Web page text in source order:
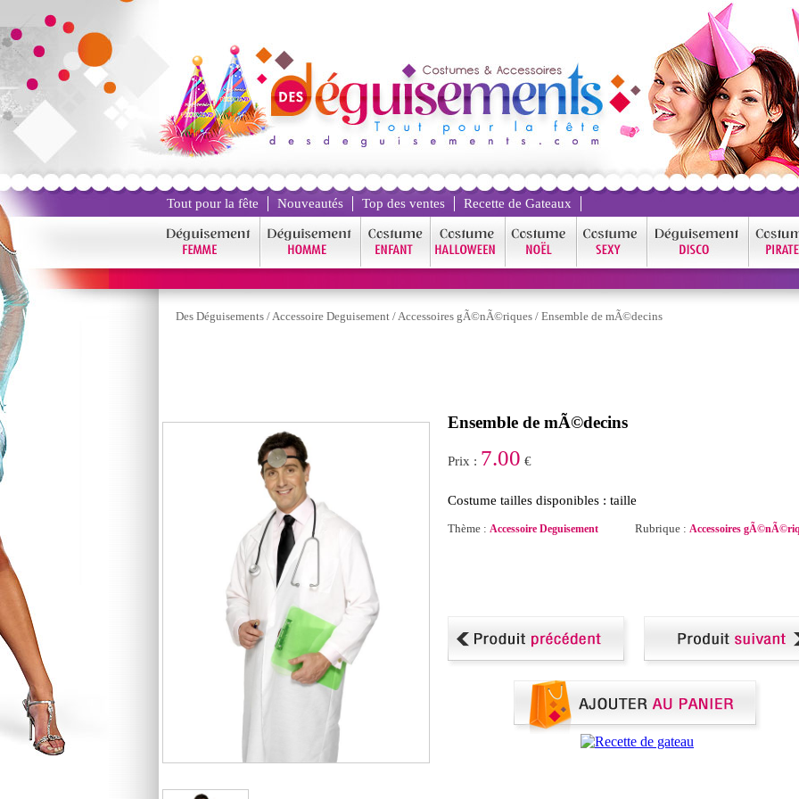
Tout pour la fête Nouveautés Top des ventes Recette de Gateaux
Des Déguisements /Accessoire Deguisement /Accessoires gÃ©nÃ©riques / Ensemble de mÃ©decins
Ensemble de mÃ©decins
Prix : 7.00 €
Costume tailles disponibles : taille
Thème : Accessoire Deguisement Rubrique : Accessoires